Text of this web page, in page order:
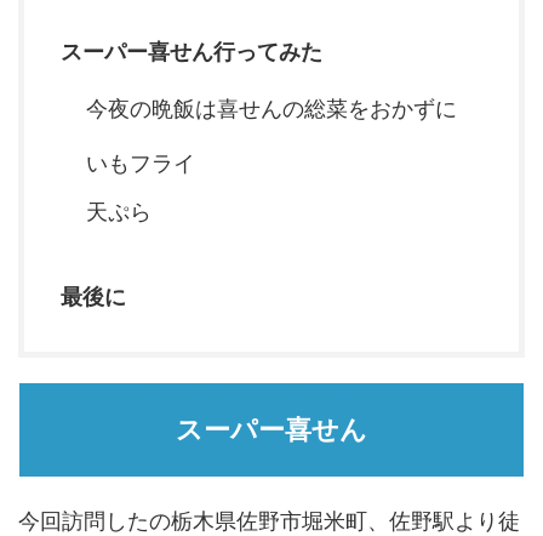
スーパー喜せん行ってみた
今夜の晩飯は喜せんの総菜をおかずに
いもフライ
天ぷら
最後に
スーパー喜せん
今回訪問したの栃木県佐野市堀米町、佐野駅より徒